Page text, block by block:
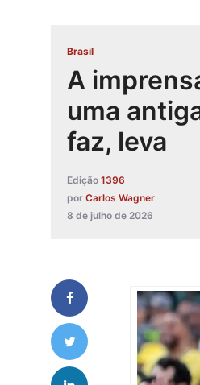
Brasil
A
uma
faz, leva
Edição 1396
por Carlos Wagner
8 de julho de 2026